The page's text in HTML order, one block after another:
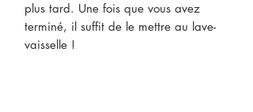
plus tard. Une fois que vous avez
terminé, il suffit de le mettre au lave-
vaisselle !